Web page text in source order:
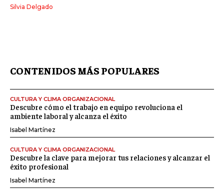
Silvia Delgado
CONTENIDOS MÁS POPULARES
CULTURA Y CLIMA ORGANIZACIONAL
Descubre cómo el trabajo en equipo revoluciona el
ambiente laboral y alcanza el éxito
Isabel Martínez
CULTURA Y CLIMA ORGANIZACIONAL
Descubre la clave para mejorar tus relaciones y alcanzar el
éxito profesional
Isabel Martínez